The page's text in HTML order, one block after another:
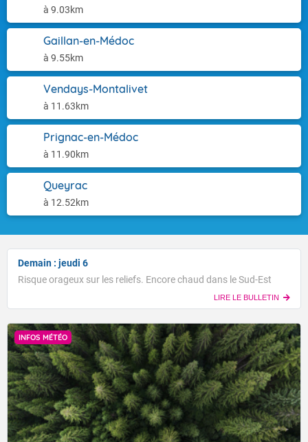
à 9.03km
Gaillan-en-Médoc
à 9.55km
Vendays-Montalivet
à 11.63km
Prignac-en-Médoc
à 11.90km
Queyrac
à 12.52km
Demain : jeudi 6
Risque orageux sur les reliefs. Encore chaud dans le Sud-Est
LIRE LE BULLETIN
INFOS MÉTÉO